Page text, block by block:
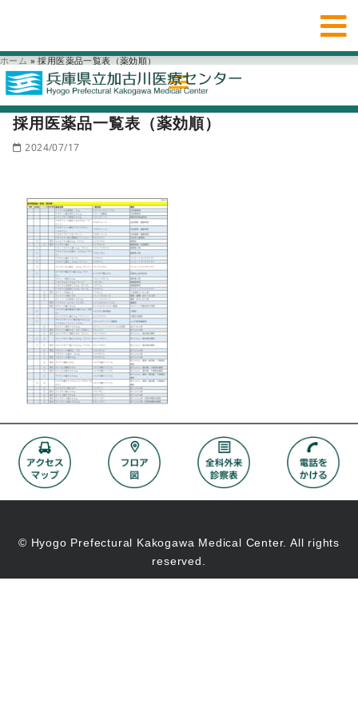
ホーム » 採用医薬品一覧表（薬効順）
採用医薬品一覧表（薬効順）
2024/07/17
© Hyogo Prefectural Kakogawa Medical Center. All rights
reserved.